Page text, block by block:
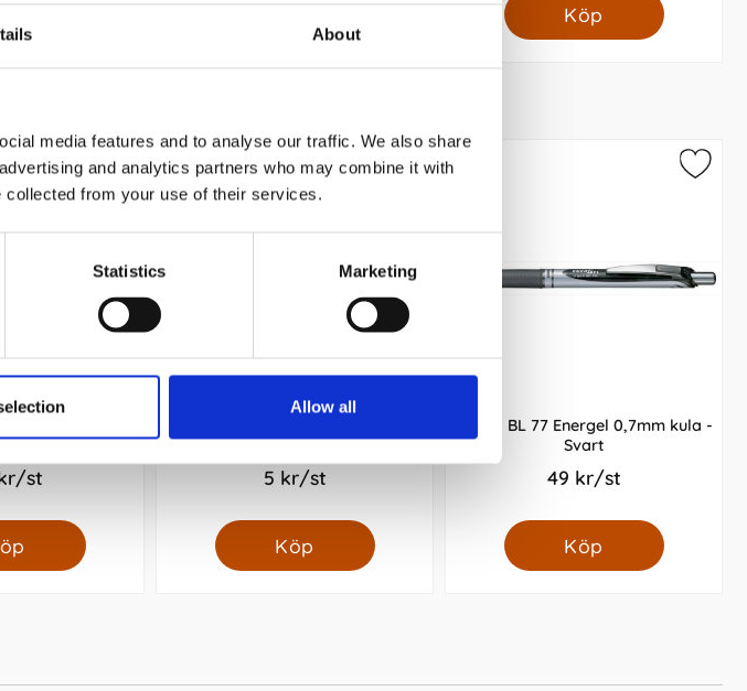
About
media features and to analyse our traffic. We also share
and analytics partners who may combine it with
collected from your use of their services.
Statistics Marketing
Allow all
Köp
st 5 kr/st
Köp
Pentel BL 77 Energel 0,7mm kula -
Svart
49 kr/st
Köp